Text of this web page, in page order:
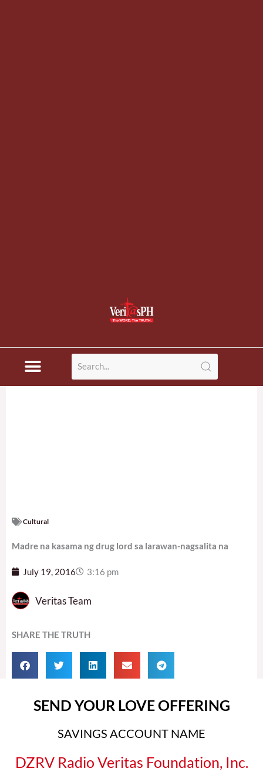
Cultural
Madre na kasama ng drug lord sa larawan-nagsalita na
July 19, 2016 3:16 pm
Veritas Team
SHARE THE TRUTH
SEND YOUR LOVE OFFERING
SAVINGS ACCOUNT NAME
DZRV Radio Veritas Foundation, Inc.